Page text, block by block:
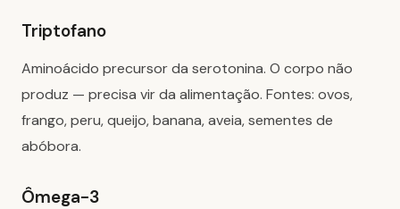
Triptofano
Aminoácido precursor da serotonina. O corpo não
produz — precisa vir da alimentação. Fontes: ovos,
frango, peru, queijo, banana, aveia, sementes de
abóbora.
Ômega-3